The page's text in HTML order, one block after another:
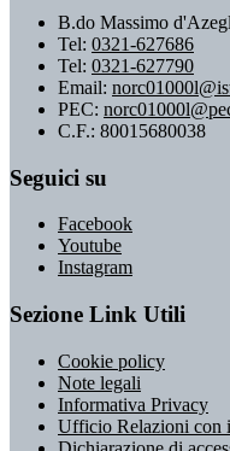
B.do Massimo
Tel: 0321-627686
Tel: 0321-627790
Email:
PEC:
C.F.: 80015680038
Seguici su
Facebook
Youtube
Instagram
Sezione Link Utili
Cookie policy
Note legali
Informativa Privacy
Ufficio Relazioni con